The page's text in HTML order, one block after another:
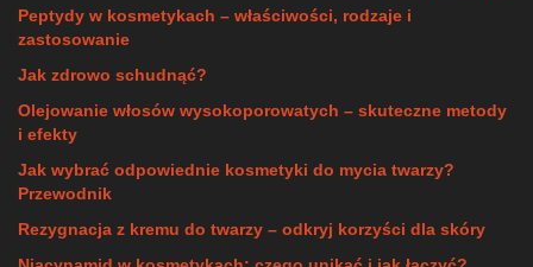
Peptydy w kosmetykach – właściwości, rodzaje i
zastosowanie
Jak zdrowo schudnąć?
Olejowanie włosów wysokoporowatych – skuteczne metody
i efekty
Jak wybrać odpowiednie kosmetyki do mycia twarzy?
Przewodnik
Rezygnacja z kremu do twarzy – odkryj korzyści dla skóry